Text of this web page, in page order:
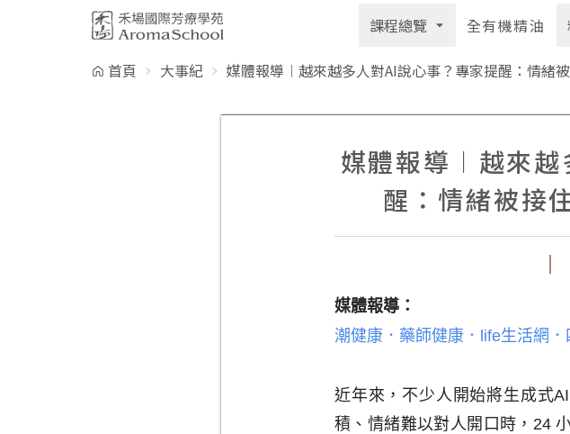
課程總覽 全有機精油
首頁 大事紀 媒體報導︱越來越多人對AI說心事？專家提醒：情緒
媒體報導︱越來
醒：情緒被接
媒體報導：
潮健康 ． 藥師健康 ． life生活網 ．
近年來，不少人開始將生成式
積、情緒難以對人開口時，24